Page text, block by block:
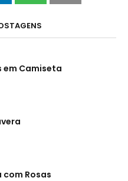
em Camiseta
com Rosas